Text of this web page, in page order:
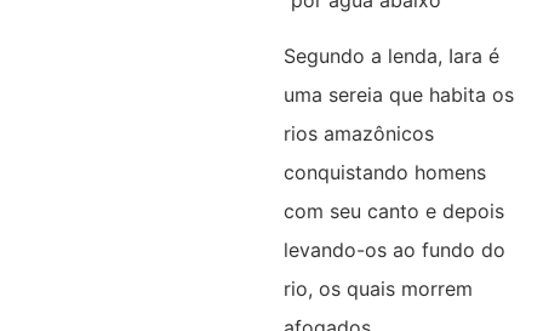
Segundo a lenda, Iara é
uma sereia que habita os
rios amazônicos
conquistando homens
com seu canto e depois
levando-os ao fundo do
rio, os quais morrem